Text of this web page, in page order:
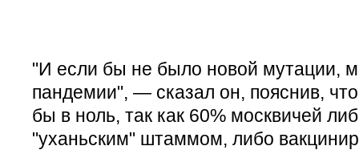
"И если бы не было новой мутации,
пандемии", — сказал он, пояснив,
бы в ноль, так как 60% москвичей
"уханьским" штаммом, либо